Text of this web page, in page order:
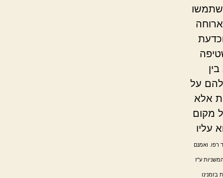
להם על
אלא
מקום
עליו
רפו. ואמנם
ע"ז